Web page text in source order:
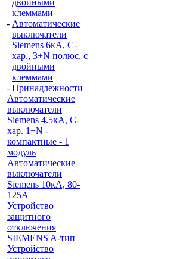
двойными
клеммами
- Автоматические
выключатели
Siemens 6кА, C-
хар., 3+N полюс, с
двойными
клеммами
- Принадлежности
Автоматические
выключатели
Siemens 4.5кА, C-
хар. 1+N -
компактные - 1
модуль
Автоматические
выключатели
Siemens 10кА, 80-
125A
Устройство
защитного
отключения
SIEMENS A-тип
Устройство